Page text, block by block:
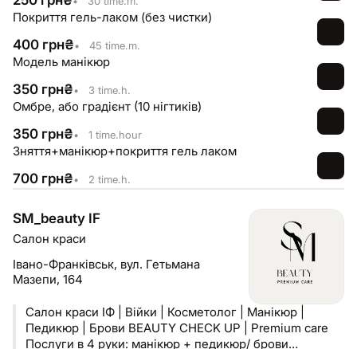
Покриття гель-лаком (без чистки)
400 грн₴• 45 time.m.
Модель манікюр
350 грн₴• 3 time.h.
Омбре, або градієнт (10 нігтиків)
350 грн₴• 1 time.hour
Зняття+манікюр+покриття гель лаком
700 грн₴• 2 time.h.
SM_beauty IF
Салон краси
Івано-Франківськ, вул. Гетьмана
Мазепи, 164
Салон краси ІФ | Війки | Косметолог | Манікюр |
Педикюр | Брови BEAUTY CHECK UP | Premium care
Послуги в 4 руки: манікюр + педикюр/ брови